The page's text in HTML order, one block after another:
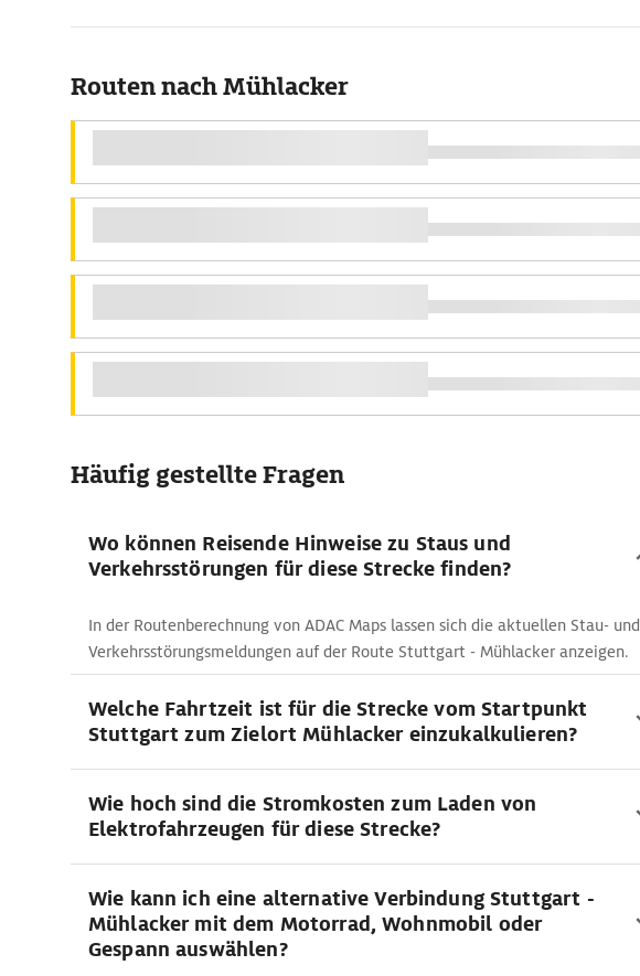
Routen nach Mühlacker
Häufig gestellte Fragen
Wo können Reisende Hinweise zu Staus und
Verkehrsstörungen für diese Strecke finden?
In der Routenberechnung von ADAC Maps lassen sich die aktuellen Stau- und
Verkehrsstörungsmeldungen auf der Route Stuttgart - Mühlacker anzeigen.
Welche Fahrtzeit ist für die Strecke vom Startpunkt
Stuttgart zum Zielort Mühlacker einzukalkulieren?
Wie hoch sind die Stromkosten zum Laden von
Elektrofahrzeugen für diese Strecke?
Wie kann ich eine alternative Verbindung Stuttgart -
Mühlacker mit dem Motorrad, Wohnmobil oder
Gespann auswählen?